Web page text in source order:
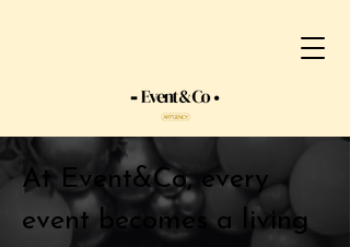
At Event&Co, every
event becomes a living